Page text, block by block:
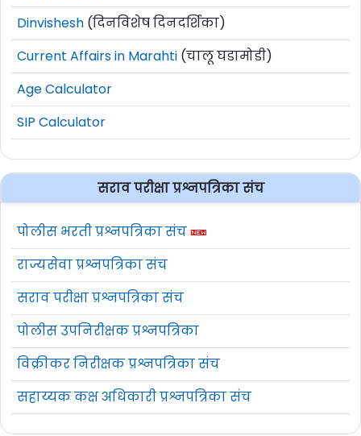
Dinvishesh (दिनविशेष दिनदर्शिका)
Current Affairs in Marahti (चालू घडामोडी)
Age Calculator
SIP Calculator
सराव परीक्षा प्रश्नपत्रिका संच
पोलीस भरती प्रश्नपत्रिका संच
राज्यसेवा प्रश्नपत्रिका संच
सराव परीक्षा प्रश्नपत्रिका संच
पोलीस उपनिरीक्षक प्रश्नपत्रिका
विक्रीकर निरीक्षक प्रश्नपत्रिका संच
सहाय्यक कक्ष अधिकारी प्रश्नपत्रिका संच